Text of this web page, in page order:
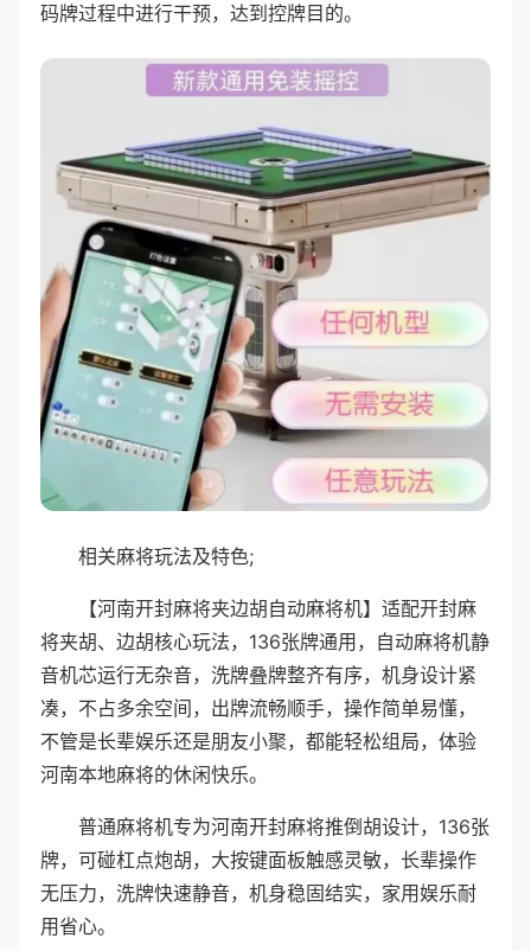
码牌过程中进行干预，达到控牌目的。
相关麻将玩法及特色;
【河南开封麻将夹边胡自动麻将机】适配开封麻
将夹胡、边胡核心玩法，136张牌通用，自动麻将机静
音机芯运行无杂音，洗牌叠牌整齐有序，机身设计紧
凑，不占多余空间，出牌流畅顺手，操作简单易懂，
不管是长辈娱乐还是朋友小聚，都能轻松组局，体验
河南本地麻将的休闲快乐。
普通麻将机专为河南开封麻将推倒胡设计，136张
牌，可碰杠点炮胡，大按键面板触感灵敏，长辈操作
无压力，洗牌快速静音，机身稳固结实，家用娱乐耐
用省心。